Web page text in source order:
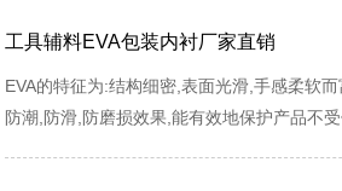
工具辅料EVA包装内衬厂家直销
EVA的特征为:结构细密,表面光滑,手感柔软
防潮,防滑,防磨损效果,能有效地保护产品不